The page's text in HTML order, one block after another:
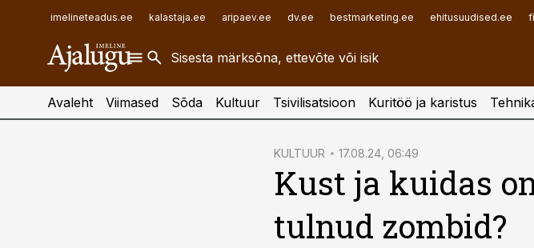
imelineteadus.ee kalastaja.ee aripaev.ee dv.ee bestmarketing.ee ehitusuudised.ee
finantsuudised.ee
aritehnoloogia.ee
toostusuudised.ee
Avaleht Viimased Sõda Kultuur Tsivilisatsioon Kuritöö ja karistus
KULTUUR 17.08.24, 06:49
Kust ja kuidas
tulnud zombid?